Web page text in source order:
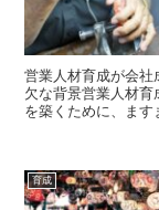
営業人材育成が会
欠な背景営業人材
を築くために、ます
育成